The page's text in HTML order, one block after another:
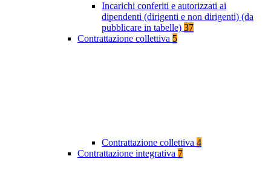
Incarichi conferiti e autorizzati ai
dipendenti (dirigenti e non dirigenti) (da
pubblicare in tabelle) 37
Contrattazione collettiva 5
Contrattazione collettiva 4
Contrattazione integrativa 7